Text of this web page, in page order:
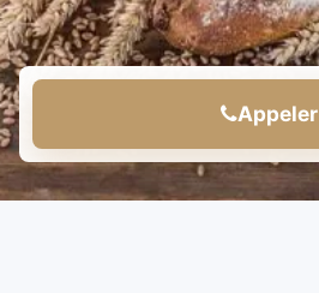
Appeler